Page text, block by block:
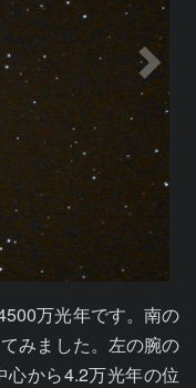
万光年です。南の
みました。左の腕の
心から4.2万光年の位